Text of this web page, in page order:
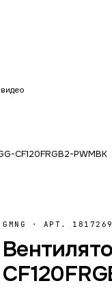
CF120FRGB2-PWMBK
GMNG · АРТ. 1817269